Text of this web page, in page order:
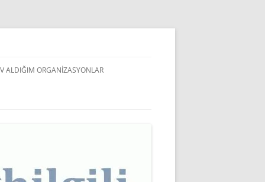
ALDIĞIM ORGANIZASYONLAR